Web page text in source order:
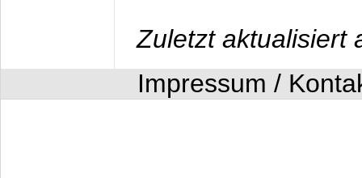
Zuletzt aktualisiert
Impressum /